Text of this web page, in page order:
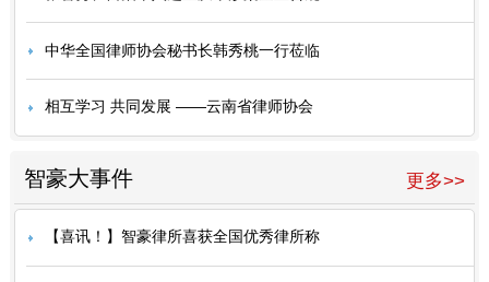
中华全国律师协会秘书长韩秀桃一行莅临
相互学习 共同发展 ——云南省律师协会
更多>>
智豪大事件
【喜讯！】智豪律所喜获全国优秀律所称